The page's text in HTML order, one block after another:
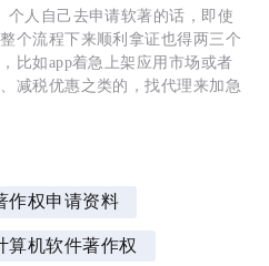
人自己去申请软著的话，即使
个流程下来顺利拿证也得两三个
比如app着急上架应用市场或者
、减税优惠之类的，找代理来加急
作权申请资料
算机软件著作权